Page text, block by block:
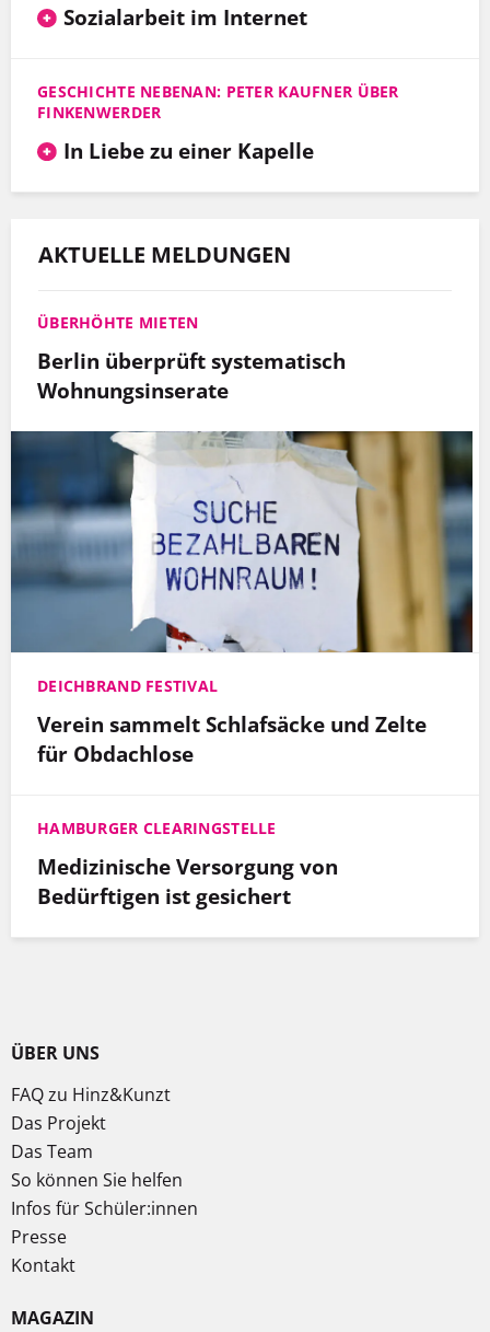
Sozialarbeit im Internet
GESCHICHTE NEBENAN: PETER KAUFNER ÜBER
FINKENWERDER
In Liebe zu einer Kapelle
AKTUELLE MELDUNGEN
ÜBERHÖHTE MIETEN
Berlin überprüft systematisch
Wohnungsinserate
DEICHBRAND FESTIVAL
Verein sammelt Schlafsäcke und Zelte
für Obdachlose
HAMBURGER CLEARINGSTELLE
Medizinische Versorgung von
Bedürftigen ist gesichert
ÜBER UNS
FAQ zu Hinz&Kunzt
Das Projekt
Das Team
So können Sie helfen
Infos für Schüler:innen
Presse
Kontakt
MAGAZIN